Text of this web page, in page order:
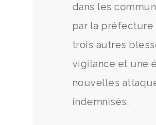
dans les
par la préfecture
trois autres
vigilance et une
nouvelles
indemnisés.